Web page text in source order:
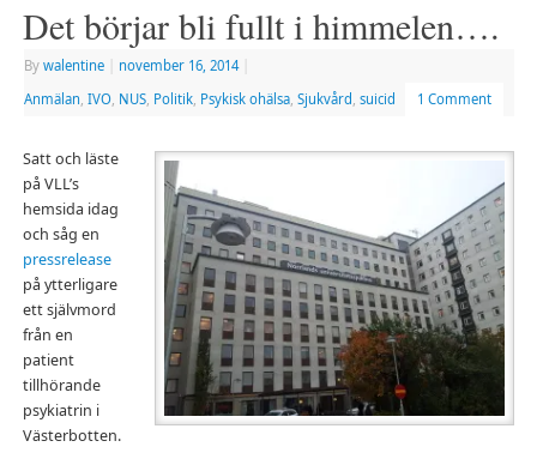
Det börjar bli fullt i himmelen….
By walentine november 16, 2014
Anmälan, IVO, NUS, Politik, Psykisk ohälsa, Sjukvård, suicid 1 Comment
Satt och läste
på VLL’s
hemsida idag
och såg en
pressrelease
på ytterligare
ett självmord
från en
patient
tillhörande
psykiatrin i
Västerbotten.